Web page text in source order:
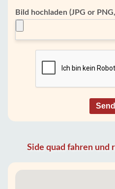
Bild hochladen (JPG or
Side quad fahren